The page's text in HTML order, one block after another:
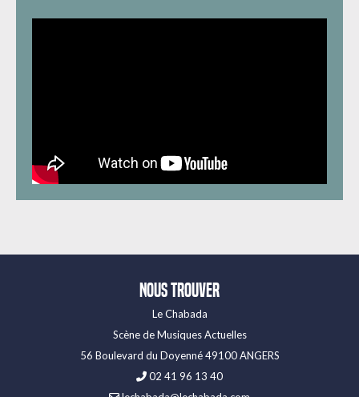
Nous trouver
Le Chabada
Scène de Musiques Actuelles
56 Boulevard du Doyenné 49100 ANGERS
02 41 96 13 40